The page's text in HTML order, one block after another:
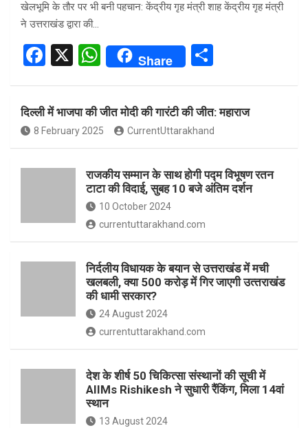
खेलभूमि के तौर पर भी बनी पहचान: केंद्रीय गृह मंत्री शाह केंद्रीय गृह मंत्री
ने उत्तराखंड द्वारा की…
F
ce
b
o
o
X
W
at
s
A
p
p
Share
e
दिल्ली में भाजपा की जीत मोदी की गारंटी की जीत: महाराज
8 February 2025 CurrentUttarakhand
राजकीय सम्मान के साथ होगी पद्म विभूषण रतन
टाटा की विदाई, सुबह 10 बजे अंतिम दर्शन
10 October 2024
currentuttarakhand.com
निर्दलीय विधायक के बयान से उत्तराखंड में मची
खलबली, क्‍या 500 करोड़ में गिर जाएगी उत्‍तराखंड
की धामी सरकार?
24 August 2024
currentuttarakhand.com
देश के शीर्ष 50 चिकित्सा संस्थानों की सूची में
AIIMs Rishikesh ने सुधारी रैंकिंग, मिला 14वां
स्थान
13 August 2024